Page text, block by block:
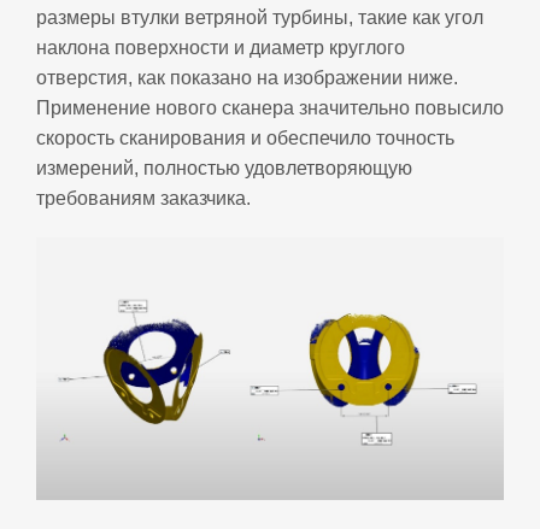
размеры втулки ветряной турбины, такие как угол
наклона поверхности и диаметр круглого
отверстия, как показано на изображении ниже.
Применение нового сканера значительно повысило
скорость сканирования и обеспечило точность
измерений, полностью удовлетворяющую
требованиям заказчика.